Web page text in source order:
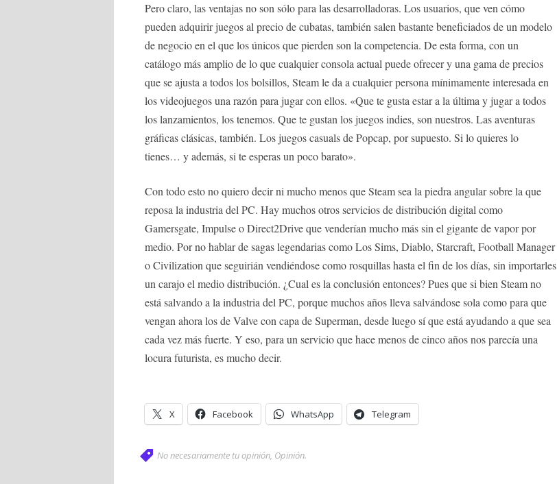
Pero claro, las ventajas no son sólo para las desarrolladoras. Los usuarios, que ven cómo
pueden adquirir juegos al precio de cubatas, también salen bastante beneficiados de un modelo
de negocio en el que los únicos que pierden son la competencia. De esta forma, con un
catálogo más amplio de lo que cualquier consola actual puede ofrecer y una gama de precios
que se ajusta a todos los bolsillos, Steam le da a cualquier persona mínimamente interesada en
los videojuegos una razón para jugar con ellos. «Que te gusta estar a la última y jugar a todos
los lanzamientos, los tenemos. Que te gustan los juegos indies, son nuestros. Las aventuras
gráficas clásicas, también. Los juegos casuals de Popcap, por supuesto. Si lo quieres lo
tienes… y además, si te esperas un poco barato».
Con todo esto no quiero decir ni mucho menos que Steam sea la piedra angular sobre la que
reposa la industria del PC. Hay muchos otros servicios de distribución digital como
Gamersgate, Impulse o Direct2Drive que venderían mucho más sin el gigante de vapor por
medio. Por no hablar de sagas legendarias como Los Sims, Diablo, Starcraft, Football Manager
o Civilization que seguirián vendiéndose como rosquillas hasta el fin de los días, sin importarles
un carajo el medio distribución. ¿Cual es la conclusión entonces? Pues que si bien Steam no
está salvando a la industria del PC, porque muchos años lleva salvándose sola como para que
vengan ahora los de Valve con capa de Superman, desde luego sí que está ayudando a que sea
cada vez más fuerte. Y eso, para un servicio que hace menos de cinco años nos parecía una
locura futurista, es mucho decir.
X Facebook WhatsApp Telegram
No necesariamente tu opinión, Opinión.